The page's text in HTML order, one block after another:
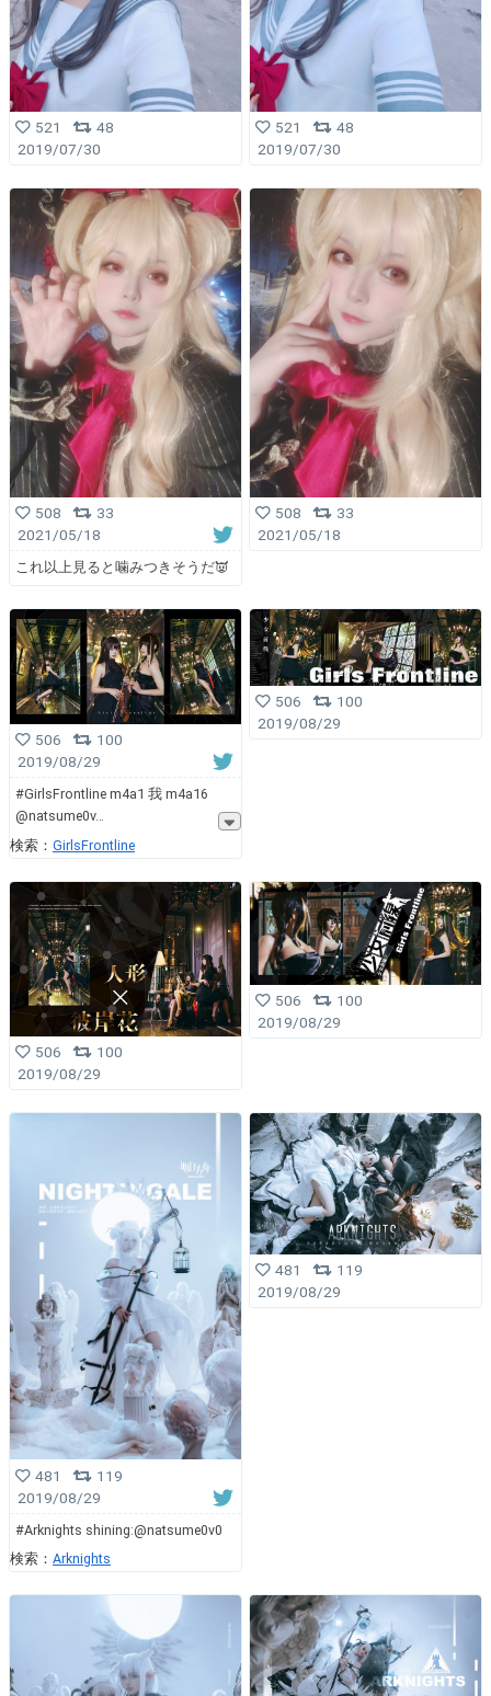
521
48
2019/07/30
521
48
2019/07/30
508
33
2021/05/18
これ以上見ると噛みつきそうだ👿
508
33
2021/05/18
506
100
2019/08/29
#GirlsFrontline m4a1 我 m4a16
@natsume0v
検索： GirlsFrontline
506
100
2019/08/29
506
100
2019/08/29
506
100
2019/08/29
481
119
2019/08/29
#Arknights shining:@natsume0v0
検索： Arknights
481
119
2019/08/29